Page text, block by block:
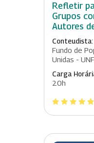
Refletir
Grupos
Autores
Conteudista:
Fundo de
Unidas -
Carga
20h